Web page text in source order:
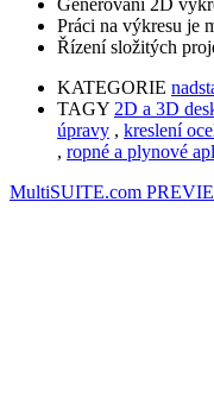
Generování 2D
Práci na výkresu je
Řízení složitých
KATEGORIE
TAGY 2D a 3D
úpravy , kreslení
, ropné a plynové
MultiSUITE.com